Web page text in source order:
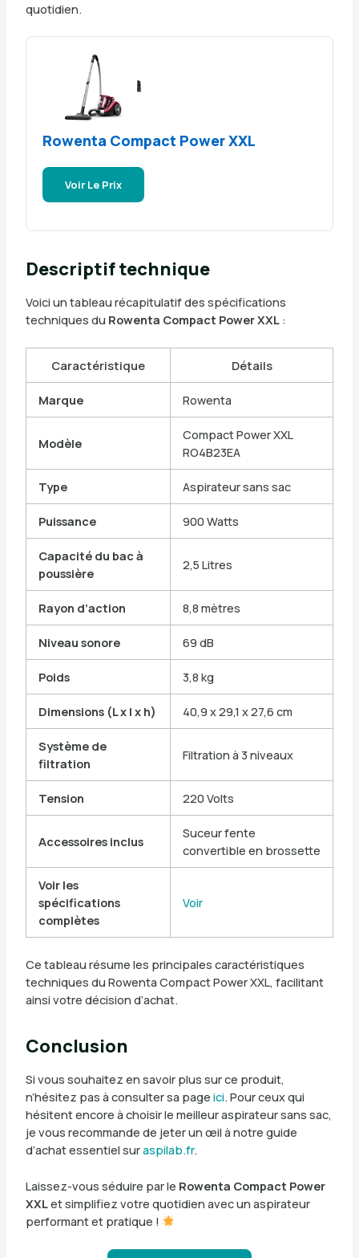
quotidien.
Rowenta Compact Power XXL
Voir Le Prix
Descriptif technique
Voici un tableau récapitulatif des spécifications
techniques du Rowenta Compact Power XXL:
Caractéristique Détails
Marque Rowenta
Modèle
Compact Power XXL
RO4B23EA
Type Aspirateur sans sac
Puissance 900 Watts
Capacité du bac à
poussière
2,5 Litres
Rayon d’action 8,8 mètres
Niveau sonore 69 dB
Poids 3,8 kg
Dimensions (L x l x h) 40,9 x 29,1 x 27,6 cm
Système de
filtration
Filtration à 3 niveaux
Tension 220 Volts
Accessoires inclus
Suceur fente
convertible en brossette
Voir les
spécifications
complètes
Voir
Ce tableau résume les principales caractéristiques
techniques du Rowenta Compact Power XXL, facilitant
ainsi votre décision d’achat.
Conclusion
Si vous souhaitez en savoir plus sur ce produit,
n’hésitez pas à consulter sa page ici. Pour ceux qui
hésitent encore à choisir le meilleur aspirateur sans sac,
je vous recommande de jeter un œil à notre guide
d’achat essentiel suraspilab.fr.
Laissez-vous séduire par le Rowenta Compact Power
XXLet simplifiez votre quotidien avec un aspirateur
performant et pratique !